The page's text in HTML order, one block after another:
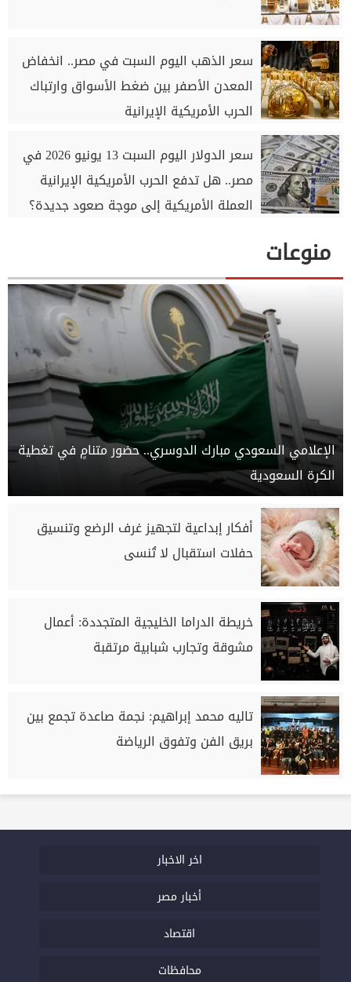
سعر الذهب اليوم السبت في مصر.. انخفاض
المعدن الأصفر بين ضغط الأسواق وارتباك
الحرب الأمريكية الإيرانية
سعر الدولار اليوم السبت 13 يونيو 2026 في
مصر.. هل تدفع الحرب الأمريكية الإيرانية
العملة الأمريكية إلى موجة صعود جديدة؟
منوعات
الإعلامي السعودي مبارك الدوسري.. حضور متنامٍ في تغطية
الكرة السعودية
أفكار إبداعية لتجهيز غرف الرضع وتنسيق
حفلات استقبال لا تُنسى
خريطة الدراما الخليجية المتجددة: أعمال
مشوقة وتجارب شبابية مرتقبة
تاليه محمد إبراهيم: نجمة صاعدة تجمع بين
بريق الفن وتفوق الرياضة
اخر الاخبار
أخبار مصر
اقتصاد
محافظات